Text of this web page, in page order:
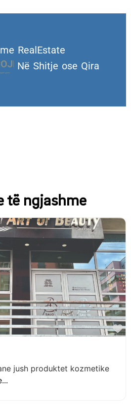
RealEstate
DHE TROJE
të ngjashme
jush produktet kozmetike